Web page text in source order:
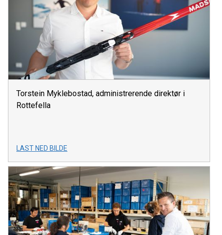
Torstein Myklebostad, administrerende direktør i
Rottefella
LAST NED BILDE